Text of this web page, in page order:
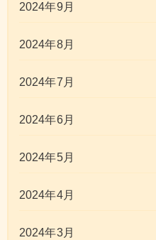
2024年9月
2024年8月
2024年7月
2024年6月
2024年5月
2024年4月
2024年3月